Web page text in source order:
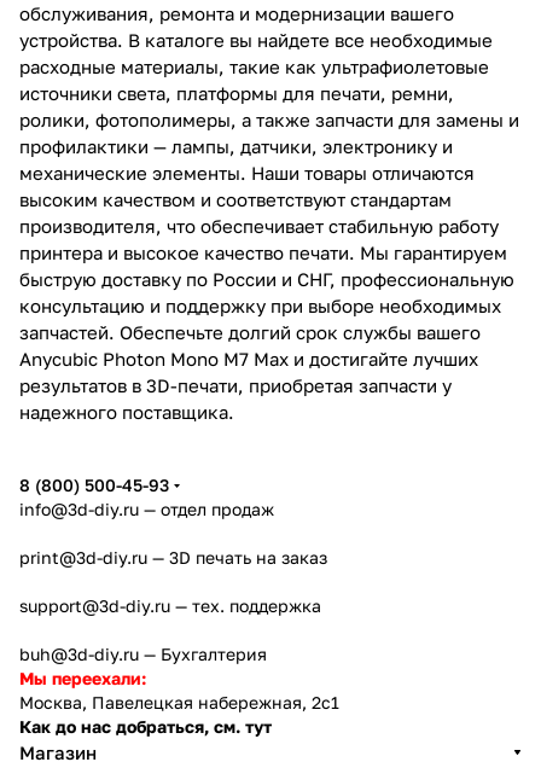
обслуживания, ремонта и модернизации вашего
устройства. В каталоге вы найдете все необходимые
расходные материалы, такие как ультрафиолетовые
источники света, платформы для печати, ремни,
ролики, фотополимеры, а также запчасти для замены и
профилактики — лампы, датчики, электронику и
механические элементы. Наши товары отличаются
высоким качеством и соответствуют стандартам
производителя, что обеспечивает стабильную работу
принтера и высокое качество печати. Мы гарантируем
быструю доставку по России и СНГ, профессиональную
консультацию и поддержку при выборе необходимых
запчастей. Обеспечьте долгий срок службы вашего
Anycubic Photon Mono M7 Max и достигайте лучших
результатов в 3D-печати, приобретая запчасти у
надежного поставщика.
8 (800) 500-45-93
info@3d-diy.ru — отдел продаж
print@3d-diy.ru — 3D печать на заказ
support@3d-diy.ru — тех. поддержка
buh@3d-diy.ru — Бухгалтерия
Мы переехали:
Москва, Павелецкая набережная, 2с1
Как до нас добраться, см. тут
Магазин